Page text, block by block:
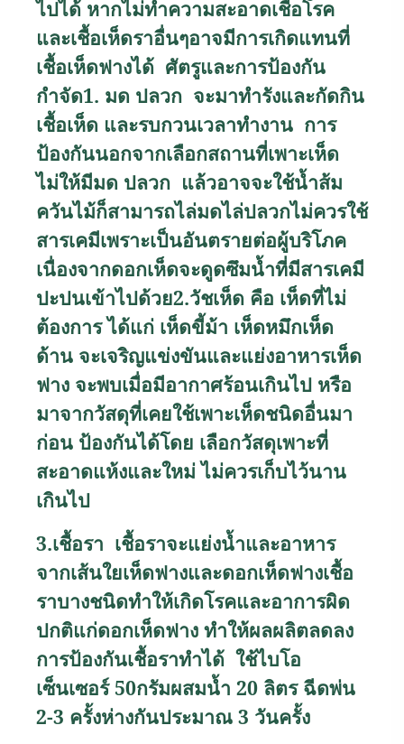
ไปได้ หากไม่ทำความสะอาดเชื้อโรค
และเชื้อเห็ดราอื่นๆอาจมีการเกิดแทนที่
เชื้อเห็ดฟางได้ ศัตรูและการป้องกัน
กำจัด1. มด ปลวก จะมาทำรังและกัดกิน
เชื้อเห็ด และรบกวนเวลาทำงาน การ
ป้องกันนอกจากเลือกสถานที่เพาะเห็ด
ไม่ให้มีมด ปลวก แล้วอาจจะใช้น้ำส้ม
ควันไม้ก็สามารถไล่มดไล่ปลวกไม่ควรใช้
สารเคมีเพราะเป็นอันตรายต่อผู้บริโภค
เนื่องจากดอกเห็ดจะดูดซึมน้ำที่มีสารเคมี
ปะปนเข้าไปด้วย2.วัชเห็ด คือ เห็ดที่ไม่
ต้องการ ได้แก่ เห็ดขี้ม้า เห็ดหมึกเห็ด
ด้าน จะเจริญแข่งขันและแย่งอาหารเห็ด
ฟาง จะพบเมื่อมีอากาศร้อนเกินไป หรือ
มาจากวัสดุที่เคยใช้เพาะเห็ดชนิดอื่นมา
ก่อน ป้องกันได้โดย เลือกวัสดุเพาะที่
สะอาดแห้งและใหม่ ไม่ควรเก็บไว้นาน
เกินไป
3.เชื้อรา เชื้อราจะแย่งน้ำและอาหาร
จากเส้นใยเห็ดฟางและดอกเห็ดฟางเชื้อ
ราบางชนิดทำให้เกิดโรคและอาการผิด
ปกติแก่ดอกเห็ดฟาง ทำให้ผลผลิตลดลง
การป้องกันเชื้อราทำได้ ใช้ไบโอ
เซ็นเซอร์ 50กรัมผสมน้ำ 20 ลิตร ฉีดพ่น
2-3 ครั้งห่างกันประมาณ 3 วันครั้ง